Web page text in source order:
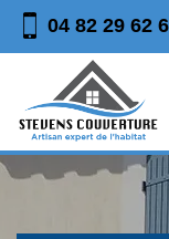
04 82 29 62